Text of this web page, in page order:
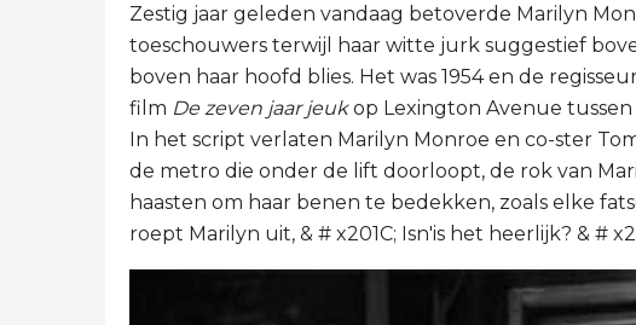
Zestig jaar geleden vandaag betoverde Marilyn
toeschouwers terwijl haar witte jurk suggestief
boven haar hoofd blies. Het was 1954 en de
film De zeven jaar jeukop Lexington Avenue tussen
In het script verlaten Marilyn Monroe en co-ster
de metro die onder de lift doorloopt, de rok van
haasten om haar benen te bedekken, zoals elke
roept Marilyn uit, & # x201C; Isn'is het heerlijk? & #